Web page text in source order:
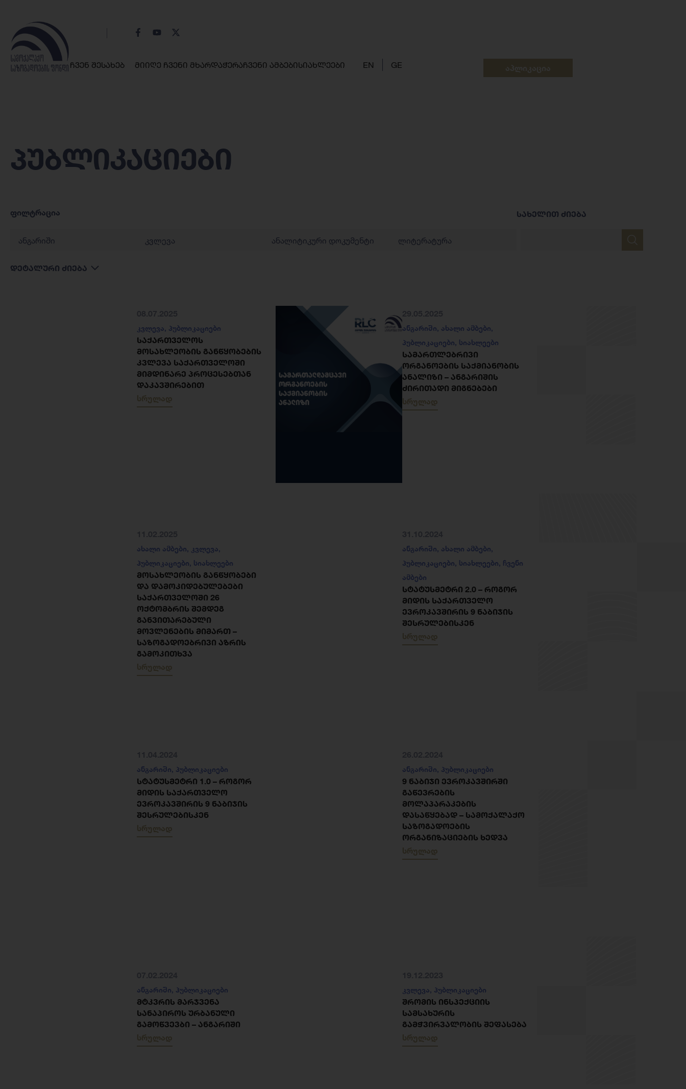
ჩვენ შესახებ მიიღე ჩვენი მხარდაჭერაჩვენი ამბებისიახლეები EN GE
პუბლიკაციები
ფილტრაცია
ანგარიში კვლევა ანალიტიკური დოკუმენტი ლიტერატურა
სახელით ძიება
დეტალური ძიება
კვლევა, პუბლიკაციები
ᲡᲐᲥᲐᲠᲗᲕᲔᲚᲝᲡ
ᲛᲝᲡᲐᲮᲚᲔᲝᲑᲘᲡ ᲒᲐᲜᲬᲧᲝᲑᲔᲑᲘᲡ
ᲙᲕᲚᲔᲕᲐ ᲡᲐᲥᲐᲠᲗᲕᲔᲚᲝᲨᲘ
ᲛᲘᲛᲓᲘᲜᲐᲠᲔ ᲞᲠᲝᲪᲔᲡᲔᲑᲗᲐᲜ
ᲓᲐᲙᲐᲕᲨᲘᲠᲔᲑᲘᲗ
სრულად
ანგარიში, ახალი ამბები,
პუბლიკაციები, სიახლეები
ᲡᲐᲛᲐᲠᲗᲚᲔᲑᲠᲘᲕᲘ
ᲝᲠᲒᲐᲜᲝᲔᲑᲘᲡ ᲡᲐᲥᲛᲘᲐᲜᲝᲑᲘᲡ
ᲐᲜᲐᲚᲘᲖᲘ – ᲐᲜᲒᲐᲠᲘᲨᲘᲡ
ᲫᲘᲠᲘᲗᲐᲓᲘ ᲛᲘᲒᲜᲔᲑᲔᲑᲘ
სრულად
ახალი ამბები, კვლევა,
პუბლიკაციები, სიახლეები
ᲛᲝᲡᲐᲮᲚᲔᲝᲑᲘᲡ ᲒᲐᲜᲬᲧᲝᲑᲔᲑᲘ
ᲓᲐ ᲓᲐᲛᲝᲙᲘᲓᲔᲑᲣᲚᲔᲑᲔᲑᲘ
ᲡᲐᲥᲐᲠᲗᲕᲔᲚᲝᲨᲘ 26
ᲝᲥᲢᲝᲛᲑᲠᲘᲡ ᲨᲔᲛᲓᲔᲒ
ᲒᲐᲜᲕᲘᲗᲐᲠᲔᲑᲣᲚᲘ
ᲛᲝᲕᲚᲔᲜᲔᲑᲘᲡ ᲛᲘᲛᲐᲠᲗ –
ᲡᲐᲖᲝᲒᲐᲓᲝᲔᲑᲠᲘᲕᲘ ᲐᲖᲠᲘᲡ
ᲒᲐᲛᲝᲙᲘᲗᲮᲕᲐ
სრულად
ანგარიში, ახალი ამბები,
პუბლიკაციები, სიახლეები, ჩვენი
ამბები
ᲡᲢᲐᲢᲣᲡᲛᲔᲢᲠᲘ 2.0 – ᲠᲝᲒᲝᲠ
ᲛᲘᲓᲘᲡ ᲡᲐᲥᲐᲠᲗᲕᲔᲚᲝ
ᲔᲕᲠᲝᲙᲐᲕᲨᲘᲠᲘᲡ 9 ᲜᲐᲑᲘᲯᲘᲡ
ᲨᲔᲡᲠᲣᲚᲔᲑᲘᲡᲙᲔᲜ
სრულად
ანგარიში, პუბლიკაციები
ᲡᲢᲐᲢᲣᲡᲛᲔᲢᲠᲘ 1.0 – ᲠᲝᲒᲝᲠ
ᲛᲘᲓᲘᲡ ᲡᲐᲥᲐᲠᲗᲕᲔᲚᲝ
ᲔᲕᲠᲝᲙᲐᲕᲨᲘᲠᲘᲡ 9 ᲜᲐᲑᲘᲯᲘᲡ
ᲨᲔᲡᲠᲣᲚᲔᲑᲘᲡᲙᲔᲜ
სრულად
ანგარიში, პუბლიკაციები
9 ᲜᲐᲑᲘᲯᲘ ᲔᲕᲠᲝᲙᲐᲕᲨᲘᲠᲨᲘ
ᲒᲐᲬᲔᲕᲠᲔᲑᲘᲡ
ᲛᲝᲚᲐᲞᲐᲠᲐᲙᲔᲑᲘᲡ
ᲓᲐᲡᲐᲬᲧᲔᲑᲐᲓ – ᲡᲐᲛᲝᲥᲐᲚᲐᲥᲝ
ᲡᲐᲖᲝᲒᲐᲓᲝᲔᲑᲘᲡ
ᲝᲠᲒᲐᲜᲘᲖᲐᲪᲘᲔᲑᲘᲡ ᲮᲔᲓᲕᲐ
სრულად
ანგარიში, პუბლიკაციები
ᲛᲢᲙᲕᲠᲘᲡ ᲛᲐᲠᲯᲕᲔᲜᲐ
ᲡᲐᲜᲐᲞᲘᲠᲝᲡ ᲣᲠᲑᲐᲜᲣᲚᲘ
ᲒᲐᲛᲝᲬᲕᲔᲕᲑᲘ – ᲐᲜᲒᲐᲠᲘᲨᲘ
სრულად
კვლევა, პუბლიკაციები
ᲨᲠᲝᲛᲘᲡ ᲘᲜᲡᲞᲔᲥᲪᲘᲘᲡ
ᲡᲐᲛᲡᲐᲮᲣᲠᲘᲡ
ᲒᲐᲛᲭᲕᲘᲠᲕᲐᲚᲝᲑᲘᲡ ᲨᲔᲤᲐᲡᲔᲑᲐ
სრულად